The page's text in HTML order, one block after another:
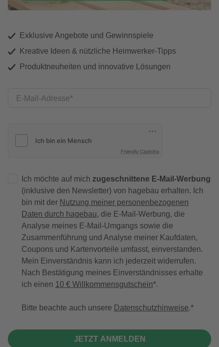
Exklusive Angebote und Gewinnspiele
Kreative Ideen & nützliche Heimwerker-Tipps
Produktneuheiten und innovative Lösungen
E-Mail-Adresse
Friendly Captcha
Ich möchte auf mich zugeschnittene E-Mail-Werbung
(inklusive den Newsletter) von hagebau erhalten. Ich
bin mit der Nutzung meiner personenbezogenen
Daten durch hagebau, die E-Mail-Werbung, die
Analyse meines E-Mail-Umgangs sowie die
Zusammenführung und Analyse meiner Kaufdaten,
Coupons und Kartenvorteile umfasst, einverstanden.
Mein Einverständnis kann ich jederzeit widerrufen.
Nach Bestätigung meines Einverständnisses erhalte
ich einen 10 € Willkommensgutschein*.
Bitte beachte auch unsere Datenschutzhinweise.
JETZT ANMELDEN